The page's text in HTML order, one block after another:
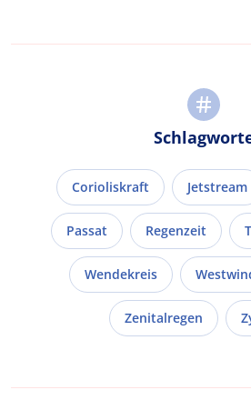
Corioliskraft Jetstream
Passat Regenzeit
Wendekreis
Zenitalregen